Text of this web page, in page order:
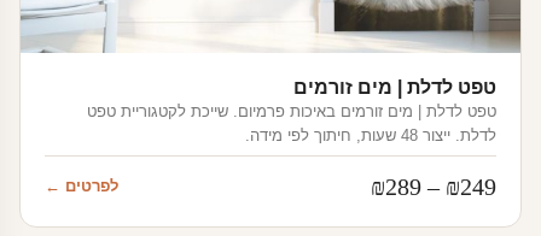
טפט לדלת | מים זורמים
טפט לדלת | מים זורמים באיכות פרמיום. שייכת לקטגוריית טפט
לדלת. ייצור 48 שעות, חיתוך לפי מידה.
₪249
–
₪289
מחירים:
לפרטים ←